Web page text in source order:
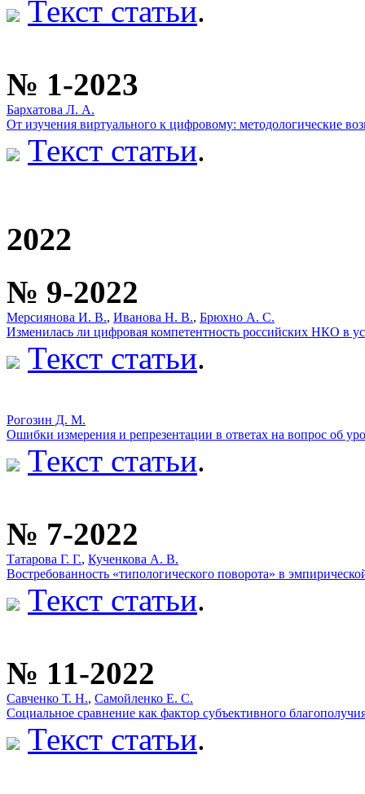
Текст статьи.
№ 1-2023
Бархатова Л. А.
От изучения виртуального к цифровому: методологические
Текст статьи.
2022
№ 9-2022
Мерсиянова И. В., Иванова Н. В., Брюхно А. С.
Изменилась ли цифровая компетентность российских НКО в
Текст статьи.
Рогозин Д. М.
Ошибки измерения и репрезентации в ответах на вопрос об
Текст статьи.
№ 7-2022
Татарова Г. Г., Кученкова А. В.
Востребованность «типологического поворота» в
Текст статьи.
№ 11-2022
Савченко Т. Н., Самойленко Е. С.
Социальное сравнение как фактор субъективного
Текст статьи.